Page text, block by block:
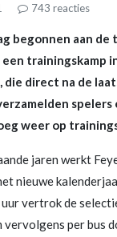
743 reacties
begonnen aan de
trainingskamp
direct na de
spelers
weer op
jaren werkt
nieuwe
vertrok de
per bus